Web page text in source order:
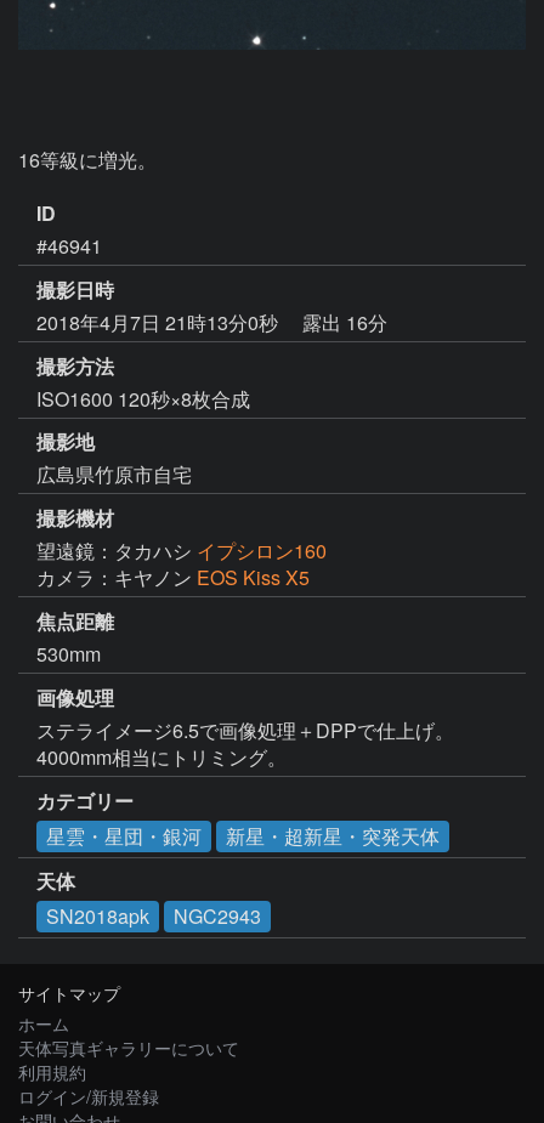
16等級に増光。
ID
#46941
撮影日時
2018年4月7日 21時13分0秒
露出 16分
撮影方法
ISO1600 120秒×8枚合成
撮影地
広島県竹原市自宅
撮影機材
望遠鏡：タカハシ イプシロン160
カメラ：キヤノン EOS Kiss X5
焦点距離
530mm
画像処理
ステライメージ6.5で画像処理＋DPPで仕上げ。
4000mm相当にトリミング。
カテゴリー
星雲・星団・銀河
新星・超新星・突発天体
天体
SN2018apk
NGC2943
サイトマップ
ホーム
天体写真ギャラリーについて
利用規約
ログイン/新規登録